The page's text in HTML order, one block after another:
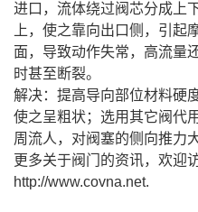
进口，流体绕过阀芯分成上
上，使之靠向出口侧，引起
面，导致动作失常，高流量
时甚至断裂。
解决：提高导向部位材料硬
使之呈粗状；选用其它阀代
周流人，对阀塞的侧向推力
更多关于阀门的资讯，欢迎
http://www.covna.net.